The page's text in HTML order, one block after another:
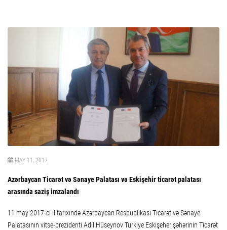
MAY 11, 2017
Azərbaycan Ticarət və Sənaye Palatası və Eskişehir ticarət palatası
arasında saziş imzalandı
11 may 2017-ci il tarixində Azərbaycan Respublikası Ticarət və Sənaye
Palatasının vitse-prezidenti Adil Hüseynov Turkiye Eskişeher şəhərinin Ticarət